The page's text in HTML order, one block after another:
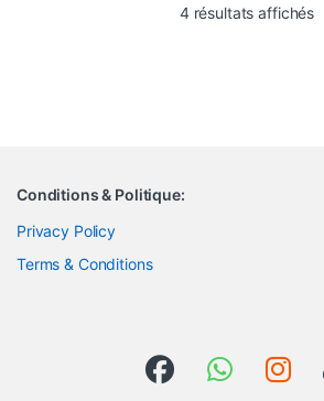
4 résultats affichés
Conditions & Politique:
Privacy Policy
Terms & Conditions